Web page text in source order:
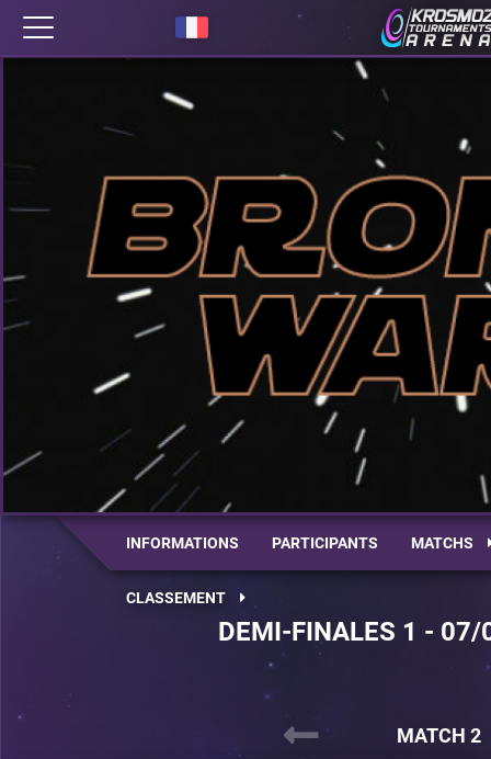
INFORMATIONS PARTICIPANTS MATCHS
CLASSEMENT
DEMI-FINALES 1 -
MATCH 2